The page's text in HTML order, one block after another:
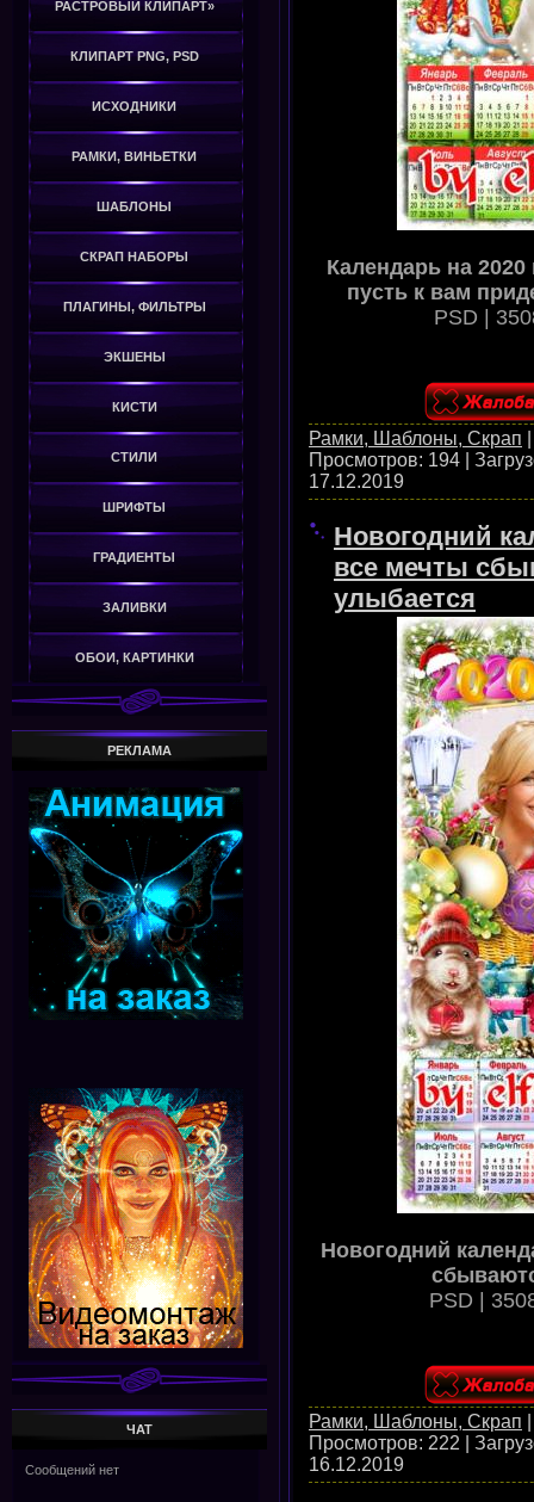
РАСТРОВЫЙ КЛИПАРТ»
КЛИПАРТ PNG, PSD
ИСХОДНИКИ
РАМКИ, ВИНЬЕТКИ
ШАБЛОНЫ
СКРАП НАБОРЫ
ПЛАГИНЫ, ФИЛЬТРЫ
ЭКШЕНЫ
КИСТИ
СТИЛИ
ШРИФТЫ
ГРАДИЕНТЫ
ЗАЛИВКИ
ОБОИ, КАРТИНКИ
РЕКЛАМА
ЧАТ
Календарь на
пусть к вам
PSD |
Рамки, Шаблоны, Скрап
Просмотров: 194
17.12.2019
Новогодний
все мечты
улыбается
Новогодний
PSD |
Рамки, Шаблоны, Скрап
Просмотров: 222
16.12.2019